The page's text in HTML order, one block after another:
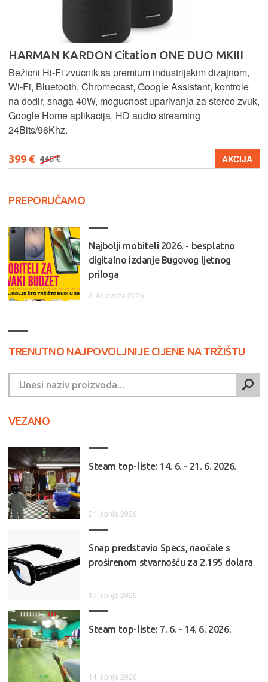
HARMAN KARDON Citation ONE DUO MKIII
Bežicni Hi-Fi zvucnik sa premium industrijskim dizajnom,
Wi-Fi, Bluetooth, Chromecast, Google Assistant, kontrole
na dodir, snaga 40W, mogucnost uparivanja za stereo zvuk,
Google Home aplikacija, HD audio streaming
24Bits/96Khz.
399 € 448 € AKCIJA
PREPORUČAMO
Najbolji mobiteli 2026. - besplatno
digitalno izdanje Bugovog ljetnog
priloga
2. kolovoza 2026.
TRENUTNO NAJPOVOLJNIJE CIJENE NA TRŽIŠTU
VEZANO
Steam top-liste: 14. 6. - 21. 6. 2026.
21. lipnja 2026.
Snap predstavio Specs, naočale s
proširenom stvarnošću za 2.195 dolara
17. lipnja 2026.
Steam top-liste: 7. 6. - 14. 6. 2026.
14. lipnja 2026.